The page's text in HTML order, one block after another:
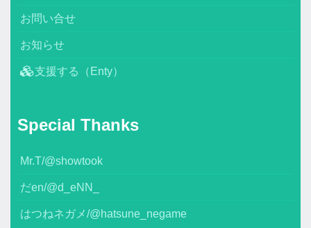
お問い合せ
お知らせ
支援する（Enty）
Special Thanks
Mr.T/@showtook
だen/@d_eNN_
はつねネガメ/@hatsune_negame